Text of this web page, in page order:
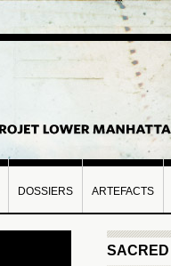
DOSSIERS ARTEFACTS
SACRED